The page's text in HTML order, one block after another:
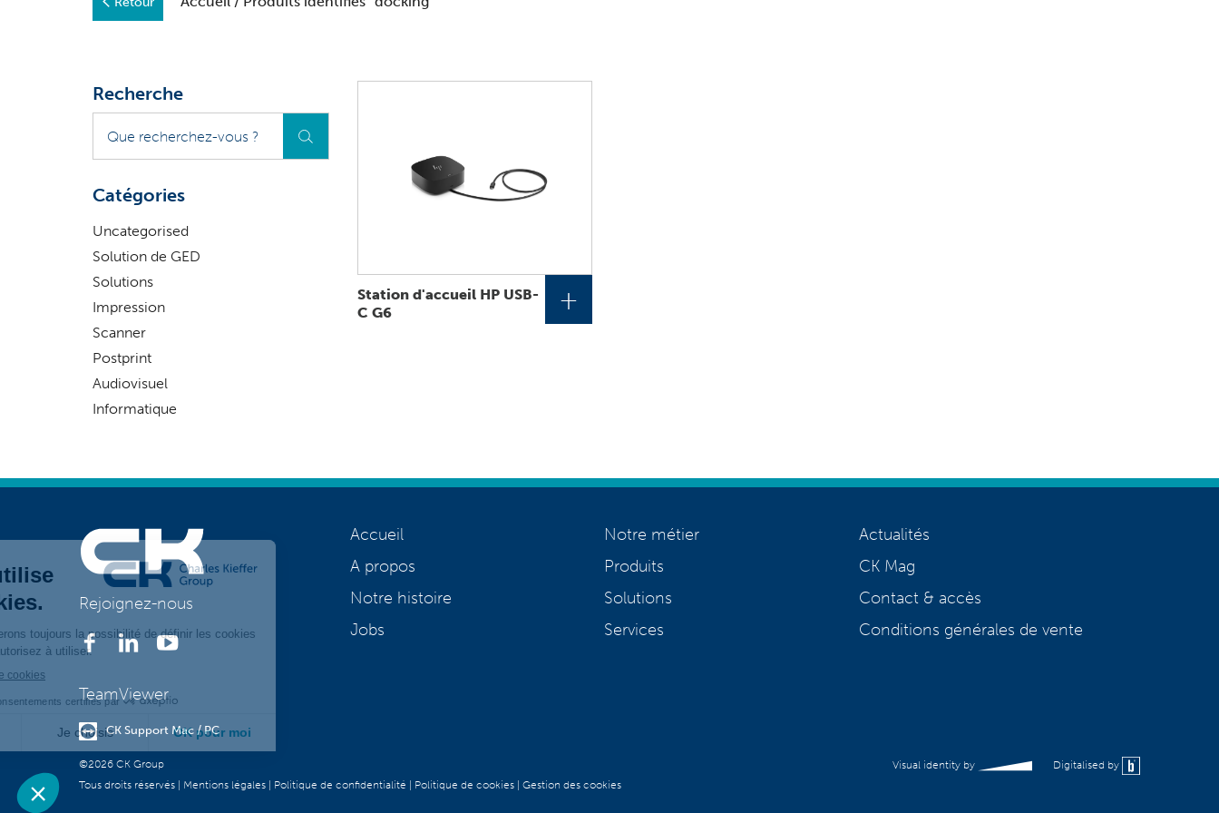
Recherche
recherchez-
vous
Catégories
Uncategorised
Solution de GED
Solutions
Impression
Scanner
Postprint
Audiovisuel
Informatique
Station d'accueil HP USB-
C G6
+
Rejoignez-nous
TeamViewer
CK Support Mac / PC
Accueil
A propos
Notre histoire
Jobs
Notre métier
Produits
Solutions
Services
Actualités
CK Mag
Contact & accès
Conditions générales de vente
©2026 CK Group
Tous droits réservés
Mentions légales Politique de confidentialité Politique de cookies Gestion des cookies
Visual identity by Digitalised by